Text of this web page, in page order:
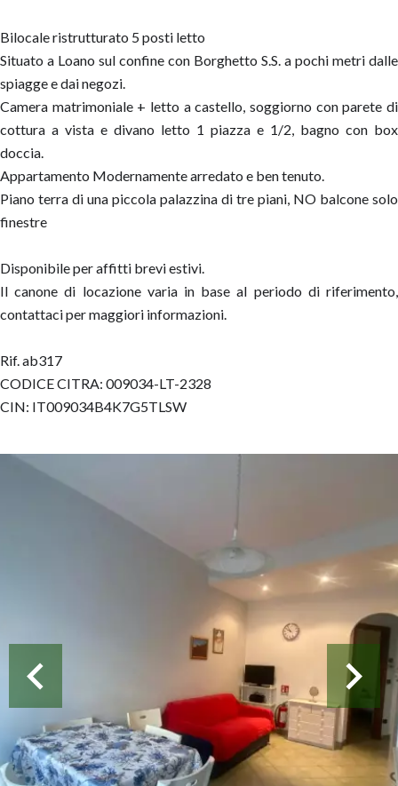
Bilocale ristrutturato 5 posti letto
Situato a Loano sul confine con Borghetto S.S. a pochi metri dalle
spiagge e dai negozi.
Camera matrimoniale + letto a castello, soggiorno con parete di
cottura a vista e divano letto 1 piazza e 1/2, bagno con box
doccia.
Appartamento Modernamente arredato e ben tenuto.
Piano terra di una piccola palazzina di tre piani, NO balcone solo
finestre
Disponibile per affitti brevi estivi.
Il canone di locazione varia in base al periodo di riferimento,
contattaci per maggiori informazioni.
Rif. ab317
CODICE CITRA: 009034-LT-2328
CIN: IT009034B4K7G5TLSW